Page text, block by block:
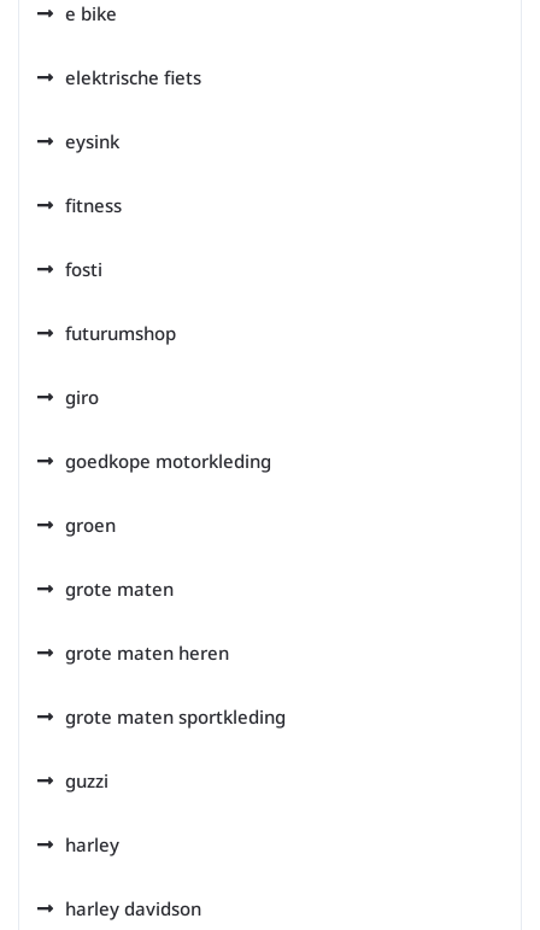
e bike
elektrische fiets
eysink
fitness
fosti
futurumshop
giro
goedkope motorkleding
groen
grote maten
grote maten heren
grote maten sportkleding
guzzi
harley
harley davidson